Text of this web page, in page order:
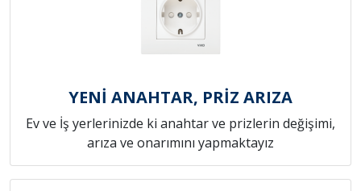
YENİ ANAHTAR, PRİZ ARIZA
Ev ve İş yerlerinizde ki anahtar ve prizlerin değişimi,
arıza ve onarımını yapmaktayız